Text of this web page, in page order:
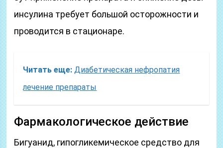
инсулина требует большой осторожности и
проводится в стационаре.
Читать еще: Диабетическая нефропатия
лечение препараты
Фармакологическое действие
Бигуанид, гипогликемическое средство для